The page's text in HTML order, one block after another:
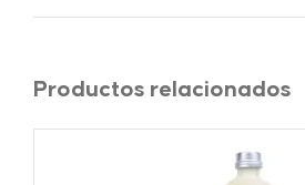
Productos relacionados